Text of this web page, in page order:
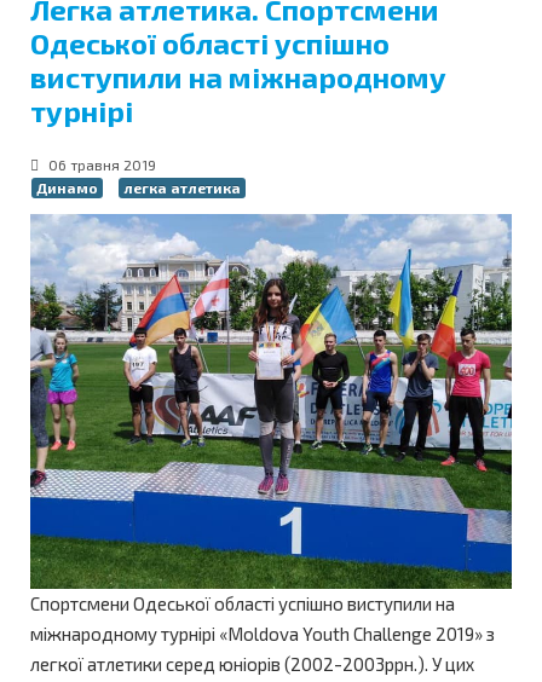
Легка атлетика. Спортсмени
Одеської області успішно
виступили на міжнародному
турнірі
06 травня 2019
Динамо
легка атлетика
Спортсмени Одеської області успішно виступили на
міжнародному турнірі «Moldova Youth Challenge 2019» з
легкої атлетики серед юніорів (2002-2003ррн.). У цих